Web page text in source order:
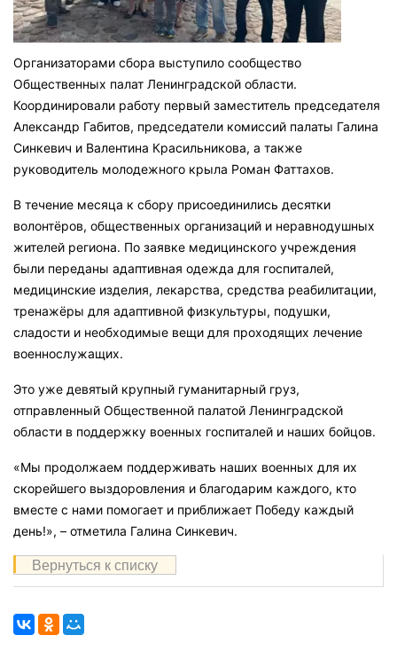
Организаторами сбора выступило сообщество
Общественных палат Ленинградской области.
Координировали работу первый заместитель председателя
Александр Габитов, председатели комиссий палаты Галина
Синкевич и Валентина Красильникова, а также
руководитель молодежного крыла Роман Фаттахов.
В течение месяца к сбору присоединились десятки
волонтёров, общественных организаций и неравнодушных
жителей региона. По заявке медицинского учреждения
были переданы адаптивная одежда для госпиталей,
медицинские изделия, лекарства, средства реабилитации,
тренажёры для адаптивной физкультуры, подушки,
сладости и необходимые вещи для проходящих лечение
военнослужащих.
Это уже девятый крупный гуманитарный груз,
отправленный Общественной палатой Ленинградской
области в поддержку военных госпиталей и наших бойцов.
«Мы продолжаем поддерживать наших военных для их
скорейшего выздоровления и благодарим каждого, кто
вместе с нами помогает и приближает Победу каждый
день!», – отметила Галина Синкевич.
Вернуться к списку